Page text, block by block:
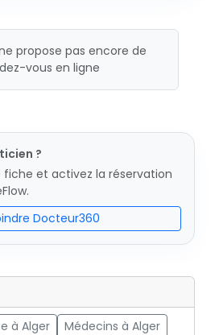
propose pas encore de
vous en ligne
?
fiche et activez la réservation
Docteur360
à Alger
Médecins à Alger